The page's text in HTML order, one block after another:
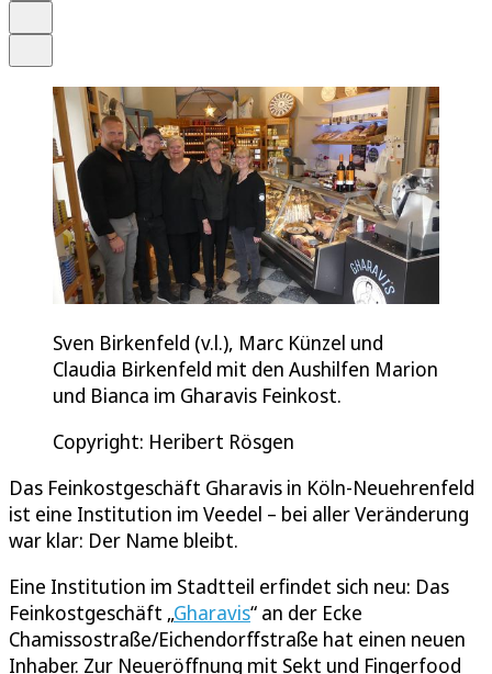
Sven Birkenfeld (v.l.), Marc Künzel und
Claudia Birkenfeld mit den Aushilfen Marion
und Bianca im Gharavis Feinkost.
Copyright: Heribert Rösgen
Das Feinkostgeschäft Gharavis in Köln-Neuehrenfeld
ist eine Institution im Veedel – bei aller Veränderung
war klar: Der Name bleibt.
Eine Institution im Stadtteil erfindet sich neu: Das
Feinkostgeschäft „Gharavis“ an der Ecke
Chamissostraße/Eichendorffstraße hat einen neuen
Inhaber. Zur Neueröffnung mit Sekt und Fingerfood